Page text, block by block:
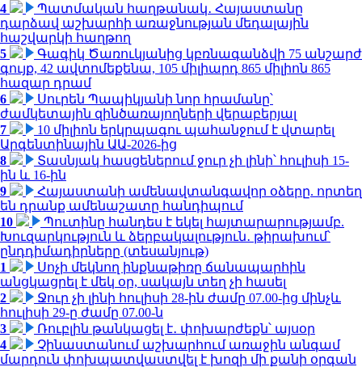
4
Պատմական հաղթանակ․ Հայաստանը
դարձավ աշխարհի առաջնության մեդալային
հաշվարկի հաղթող
5
Գագիկ Ծառուկյանից կբռնագանձվի 75 անշարժ
գույք, 42 ավտոմեքենա, 105 միլիարդ 865 միլիոն 865
հազար դրամ
6
Սուրեն Պապիկյանի նոր հրամանը՝
ժամկետային զինծառայողների վերաբերյալ
7
10 միլիոն երկրպագու պահանջում է վտարել
Արգենտինային ԱԱ-2026-ից
8
Տասնյակ հասցեներում ջուր չի լինի՝ հուլիսի 15-
ին և 16-ին
9
Հայաստանի ամենավտանգավոր օձերը. որտեղ
են դրանք ամենաշատը հանդիպում
10
Պուտինը հանդես է եկել հայտարարությամբ.
Խուզարկություն և ձերբակալություն․ թիրախում՝
ընդդիմադիրները (տեսանյութ)
1
Սոչի մեկնող ինքնաթիռը ճանապարհին
անցկացրել է մեկ օր, սակայն տեղ չի հասել
2
Ջուր չի լինի հուլիսի 28-ին ժամը 07.00-ից մինչև
հուլիսի 29-ը ժամը 07.00-ն
3
Ռուբլին թանկացել է․ փոխարժեքն՝ այսօր
4
Չինաստանում աշխարհում առաջին անգամ
մարդուն փոխպատվաստվել է խոզի մի քանի օրգան